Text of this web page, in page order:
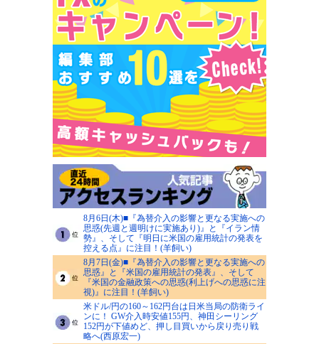
8月6日(木)■『為替介入の影響と更なる実施への
思惑(先週と週明けに実施あり)』と『イラン情
勢』、そして『明日に米国の雇用統計の発表を
控える点』に注目！(羊飼い)
8月7日(金)■『為替介入の影響と更なる実施への
思惑』と『米国の雇用統計の発表』、そして
『米国の金融政策への思惑(利上げへの思惑に注
視)』に注目！(羊飼い)
米ドル/円の160～162円台は日米当局の防衛ライ
ンに！ GW介入時安値155円、神田シーリング
152円が下値めど、押し目買いから戻り売り戦
略へ(西原宏一)